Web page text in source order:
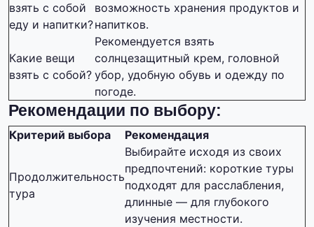
взять с собой
еду и напитки?
возможность хранения продуктов и
напитков.
Какие вещи
взять с собой?
Рекомендуется взять
солнцезащитный крем, головной
убор, удобную обувь и одежду по
погоде.
Рекомендации по выбору:
Критерий выбора Рекомендация
Продолжительность
тура
Выбирайте исходя из своих
предпочтений: короткие туры
подходят для расслабления,
длинные — для глубокого
изучения местности.